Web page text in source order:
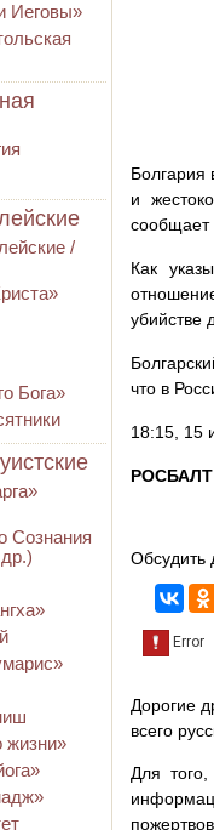
Иеговы»
/
Бога»
Сознания
жизни»
Болгария
и
сообщает
Как
убийстве
что в
18:15, 15
РОСБАЛТ
Обсудить
Дорогие
всего
Для